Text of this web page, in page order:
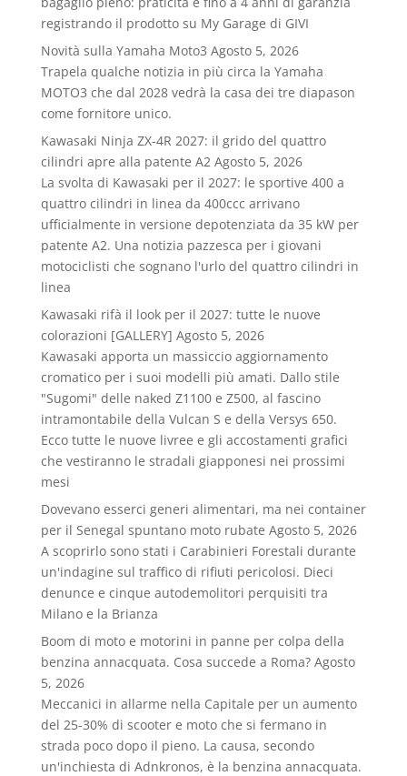
registrando il prodotto su My Garage di GIVI
Novità sulla Yamaha Moto3 Agosto 5, 2026
Trapela qualche notizia in più circa la Yamaha
MOTO3 che dal 2028 vedrà la casa dei tre diapason
come fornitore unico.
Kawasaki Ninja ZX-4R 2027: il grido del quattro
cilindri apre alla patente A2 Agosto 5, 2026
La svolta di Kawasaki per il 2027: le sportive 400 a
quattro cilindri in linea da 400ccc arrivano
ufficialmente in versione depotenziata da 35 kW per
patente A2. Una notizia pazzesca per i giovani
motociclisti che sognano l'urlo del quattro cilindri in
linea
Kawasaki rifà il look per il 2027: tutte le nuove
colorazioni [GALLERY] Agosto 5, 2026
Kawasaki apporta un massiccio aggiornamento
cromatico per i suoi modelli più amati. Dallo stile
"Sugomi" delle naked Z1100 e Z500, al fascino
intramontabile della Vulcan S e della Versys 650.
Ecco tutte le nuove livree e gli accostamenti grafici
che vestiranno le stradali giapponesi nei prossimi
mesi
Dovevano esserci generi alimentari, ma nei container
per il Senegal spuntano moto rubate Agosto 5, 2026
A scoprirlo sono stati i Carabinieri Forestali durante
un'indagine sul traffico di rifiuti pericolosi. Dieci
denunce e cinque autodemolitori perquisiti tra
Milano e la Brianza
Boom di moto e motorini in panne per colpa della
benzina annacquata. Cosa succede a Roma? Agosto
5, 2026
Meccanici in allarme nella Capitale per un aumento
del 25-30% di scooter e moto che si fermano in
strada poco dopo il pieno. La causa, secondo
un'inchiesta di Adnkronos, è la benzina annacquata.